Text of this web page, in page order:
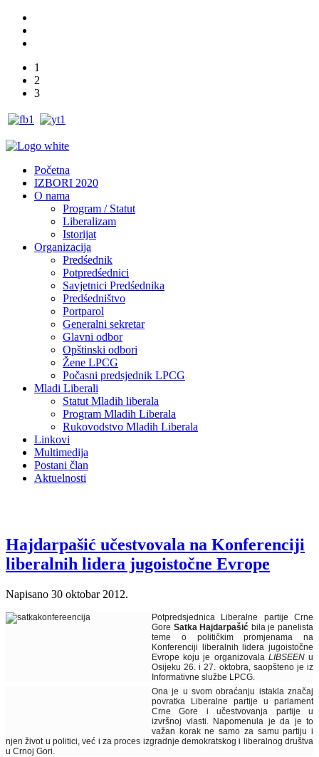
1
2
3
Početna
IZBORI 2020
O nama
Program / Statut
Liberalizam
Istorijat
Organizacija
Predśednik
Potpredśednici
Savjetnici Predśednika
Predśedništvo
Portparol
Generalni sekretar
Glavni odbor
Opštinski odbori
Žene LPCG
Počasni predsjednik LPCG
Mladi Liberali
Statut Mladih liberala
Program Mladih Liberala
Rukovodstvo Mladih Liberala
Linkovi
Multimedija
Postani član
Aktuelnosti
Hajdarpašić učestvovala na Konferenciji
liberalnih lidera jugoistočne Evrope
Napisano 30 oktobar 2012.
Potpredsjednica Liberalne partije Crne
Gore Satka Hajdarpašić bila je panelista
teme o političkim promjenama na
Konferenciji liberalnih lidera jugoistočne
Evrope koju je organizovala LIBSEENu
Osijeku 26. i 27. oktobra, saopšteno je iz
Informativne službe LPCG.
Ona je u svom obraćanju istakla značaj
povratka Liberalne partije u parlament
Crne Gore i učestvovanja partije u
izvršnoj vlasti. Napomenula je da je to
važan korak ne samo za samu partiju i
njen život u politici, već i za proces izgradnje demokratskog i liberalnog društva
u Crnoj Gori.